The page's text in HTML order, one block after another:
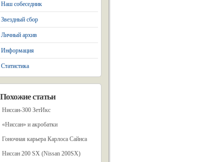
Наш собеседник
Звездный сбор
Личный архив
Информация
Статистика
Похожие статьи
Ниссан-300 ЗетИкс
«Ниссан» и акробатки
Гоночная карьера Карлоса Сайнса
Ниссан 200 SX (Nissan 200SX)